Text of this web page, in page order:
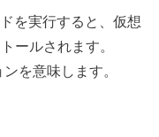
を実行すると、仮想
ールされます。
を意味します。